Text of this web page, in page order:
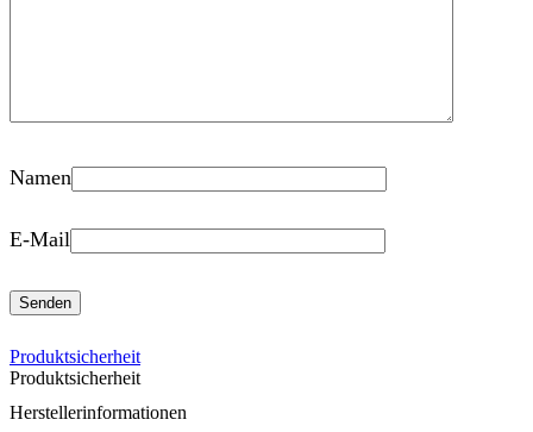
Namen
E-Mail
Produktsicherheit
Produktsicherheit
Herstellerinformationen